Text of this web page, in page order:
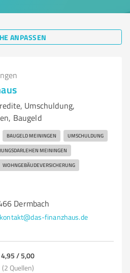
ANPASSEN
Umschuldung,
Baugeld
BAUGELD MEININGEN UMSCHULDUNG
MEININGEN
WOHNGEBÄUDEVERSICHERUNG
Dermbach
kontakt@das-finanzhaus.de
4,95 / 5,00
(2 Quellen)